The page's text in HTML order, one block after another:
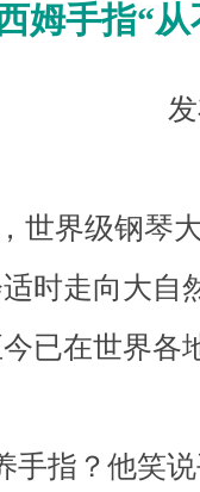
姆手指“
世界级钢琴
时走向大自
已在世界各
手指？他笑